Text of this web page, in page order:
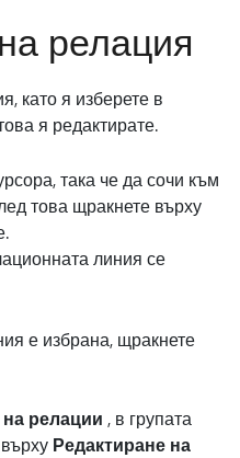
релация
като я изберете в
я редактирате.
така че да сочи към
това щракнете върху
линия се
е избрана, щракнете
релации , в групата
Редактиране на